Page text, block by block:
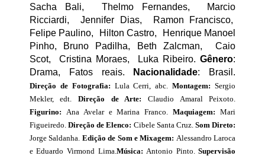
Sacha Bali, Thelmo Fernandes, Marcio
Ricciardi, Jennifer Dias, Ramon Francisco,
Felipe Paulino, Hilton Castro, Henrique Manoel
Pinho, Bruno Padilha, Beth Zalcman, Caio
Scot, Cristina Moraes, Luka Ribeiro.Gênero:
Drama, Fatos reais.
Nacionalidade: Brasil.
Direção de Fotografia: Lula Cerri, abc.Montagem:Sergio
Mekler, edt. Direção de Arte:Claudio Amaral Peixoto.
Figurino: Ana Avelar e Marina Franco.Maquiagem:Mari
Figueiredo. Direção de Elenco: Cibele Santa Cruz.Som Direto:
Jorge Saldanha. Edição de Som e Mixagem: Alessandro Laroca
e Eduardo Virmond Lima.Música:Antonio Pinto.Supervisão